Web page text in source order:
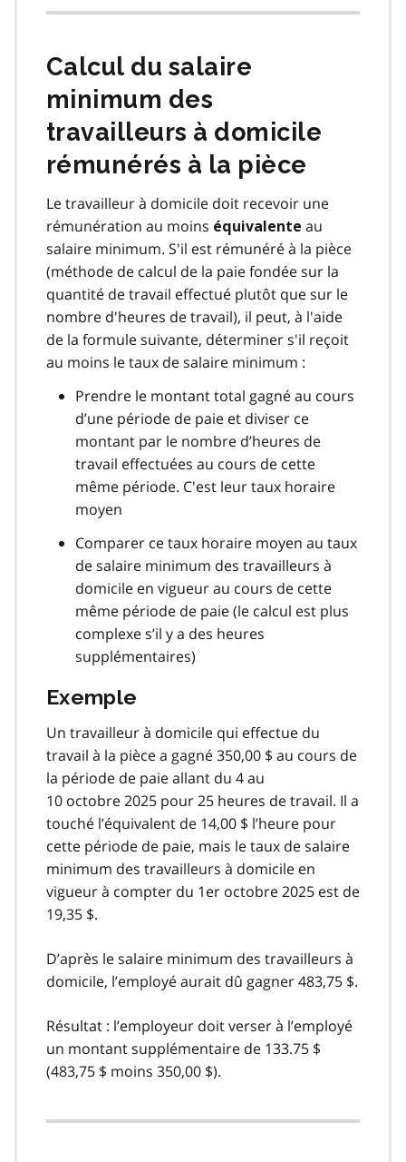
Calcul du salaire
minimum des
travailleurs à domicile
rémunérés à la pièce
Le travailleur à domicile doit recevoir une
rémunération au moins équivalente au
salaire minimum. S'il est rémunéré à la pièce
(méthode de calcul de la paie fondée sur la
quantité de travail effectué plutôt que sur le
nombre d'heures de travail), il peut, à l'aide
de la formule suivante, déterminer s'il reçoit
au moins le taux de salaire minimum :
Prendre le montant total gagné au cours
d’une période de paie et diviser ce
montant par le nombre d’heures de
travail effectuées au cours de cette
même période. C'est leur taux horaire
moyen
Comparer ce taux horaire moyen au taux
de salaire minimum des travailleurs à
domicile en vigueur au cours de cette
même période de paie (le calcul est plus
complexe s’il y a des heures
supplémentaires)
Exemple
Un travailleur à domicile qui effectue du
travail à la pièce a gagné 350,00 $ au cours de
la période de paie allant du 4 au
10 octobre 2025 pour 25 heures de travail. Il a
touché l’équivalent de 14,00 $ l’heure pour
cette période de paie, mais le taux de salaire
minimum des travailleurs à domicile en
vigueur à compter du 1er octobre 2025 est de
19,35 $.
D’après le salaire minimum des travailleurs à
domicile, l’employé aurait dû gagner 483,75 $.
Résultat : l’employeur doit verser à l’employé
un montant supplémentaire de 133.75 $
(483,75 $ moins 350,00 $).